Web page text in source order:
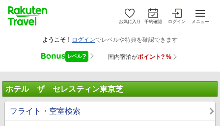
お気に入り 予約確認 ログイン メニュー
ホテル ザ セレスティン東京芝
フライト・空室検索